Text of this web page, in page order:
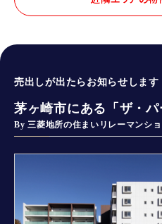
売出しが出たらお知らせします
茅ヶ崎市にある「ザ・
By 三菱地所の住まいリレーマンシ